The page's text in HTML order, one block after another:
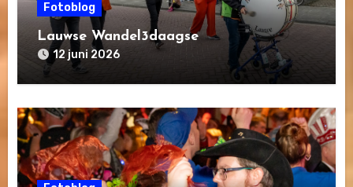
Fotoblog
Lauwse Wandel3daagse
12 juni 2026